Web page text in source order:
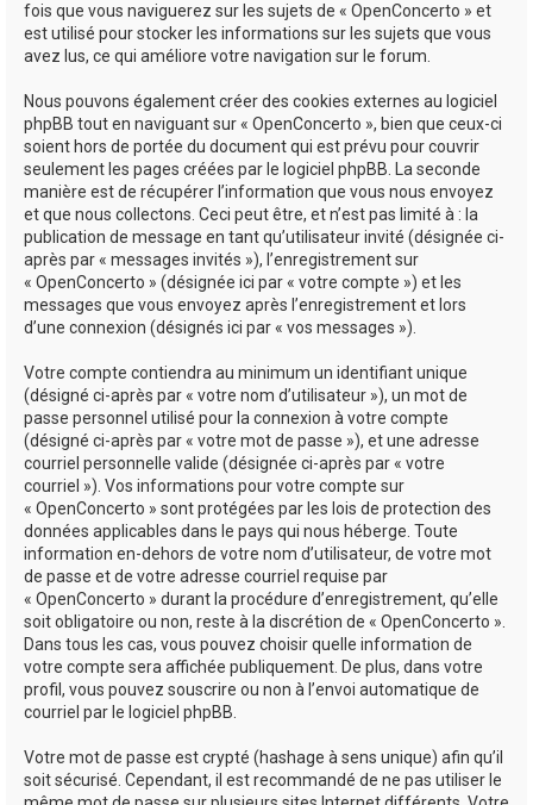
fois que vous naviguerez sur les sujets de « OpenConcerto » et
est utilisé pour stocker les informations sur les sujets que vous
avez lus, ce qui améliore votre navigation sur le forum.
Nous pouvons également créer des cookies externes au logiciel
phpBB tout en naviguant sur « OpenConcerto », bien que ceux-ci
soient hors de portée du document qui est prévu pour couvrir
seulement les pages créées par le logiciel phpBB. La seconde
manière est de récupérer l’information que vous nous envoyez
et que nous collectons. Ceci peut être, et n’est pas limité à : la
publication de message en tant qu’utilisateur invité (désignée ci-
après par « messages invités »), l’enregistrement sur
« OpenConcerto » (désignée ici par « votre compte ») et les
messages que vous envoyez après l’enregistrement et lors
d’une connexion (désignés ici par « vos messages »).
Votre compte contiendra au minimum un identifiant unique
(désigné ci-après par « votre nom d’utilisateur »), un mot de
passe personnel utilisé pour la connexion à votre compte
(désigné ci-après par « votre mot de passe »), et une adresse
courriel personnelle valide (désignée ci-après par « votre
courriel »). Vos informations pour votre compte sur
« OpenConcerto » sont protégées par les lois de protection des
données applicables dans le pays qui nous héberge. Toute
information en-dehors de votre nom d’utilisateur, de votre mot
de passe et de votre adresse courriel requise par
« OpenConcerto » durant la procédure d’enregistrement, qu’elle
soit obligatoire ou non, reste à la discrétion de « OpenConcerto ».
Dans tous les cas, vous pouvez choisir quelle information de
votre compte sera affichée publiquement. De plus, dans votre
profil, vous pouvez souscrire ou non à l’envoi automatique de
courriel par le logiciel phpBB.
Votre mot de passe est crypté (hashage à sens unique) afin qu’il
soit sécurisé. Cependant, il est recommandé de ne pas utiliser le